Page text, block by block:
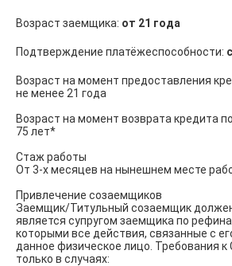
Возраст заемщика: от 21 года
Подтверждение платёжеспособности:
Возраст на момент предоставления
не менее 21 года
Возраст на момент возврата кредита
75 лет*
Стаж работы
От 3-х месяцев на нынешнем месте
Привлечение созаемщиков
Заемщик/Титульный созаемщик
является супругом заемщика по
которыми все действия, связанные с
данное физическое лицо. Требования
только в случаях: